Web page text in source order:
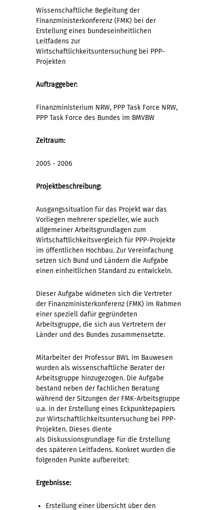
Wissenschaftliche Begleitung der
Finanzministerkonferenz (FMK) bei der
Erstellung eines bundeseinheitlichen
Leitfadens zur
Wirtschaftlichkeitsuntersuchung bei PPP-
Projekten
Auftraggeber:
Finanzministerium NRW, PPP Task Force NRW,
PPP Task Force des Bundes im BMVBW
Zeitraum:
2005 - 2006
Projektbeschreibung:
Ausgangssituation für das Projekt war das
Vorliegen mehrerer spezieller, wie auch
allgemeiner Arbeitsgrundlagen zum
Wirtschaftlichkeitsvergleich für PPP-Projekte
im öffentlichen Hochbau. Zur Vereinfachung
setzen sich Bund und Ländern die Aufgabe
einen einheitlichen Standard zu entwickeln.
Dieser Aufgabe widmeten sich die Vertreter
der Finanzministerkonferenz (FMK) im Rahmen
einer speziell dafür gegründeten
Arbeitsgruppe, die sich aus Vertretern der
Länder und des Bundes zusammensetzte.
Mitarbeiter der Professur BWL im Bauwesen
wurden als wissenschaftliche Berater der
Arbeitsgruppe hinzugezogen. Die Aufgabe
bestand neben der fachlichen Beratung
während der Sitzungen der FMK-Arbeitsgruppe
u.a. in der Erstellung eines Eckpunktepapiers
zur Wirtschaftlichkeitsuntersuchung bei PPP-
Projekten. Dieses diente
als Diskussionsgrundlage für die Erstellung
des späteren Leitfadens. Konkret wurden die
folgenden Punkte aufbereitet:
Ergebnisse:
Erstellung einer Übersicht über den